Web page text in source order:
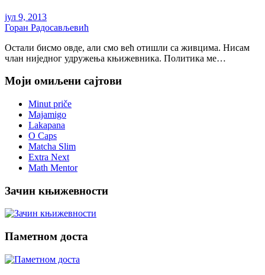
јул 9, 2013
Горан Радосављевић
Остали бисмо овде, али смо већ отишли са живцима. Нисам
члан ниједног удружења књижевника. Политика ме…
Моји омиљени сајтови
Minut priče
Majamigo
Lakapana
O Caps
Matcha Slim
Extra Next
Math Mentor
Зачин књижевности
Паметном доста